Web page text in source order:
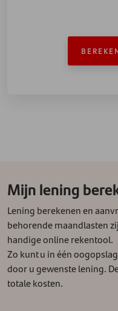
Mijn lening
Lening berekenen en
behorende maandlasten
handige online rekentool.
Zo kunt u in één
door u gewenste lening.
totale kosten.